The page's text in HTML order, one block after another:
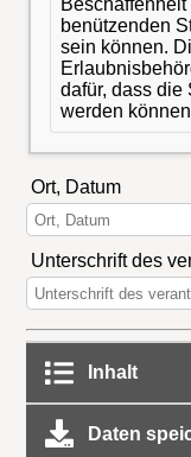
benützenden
sein können.
dafür, dass die
werden
Ort, Datum
Unterschrift des
Inhalt
Daten